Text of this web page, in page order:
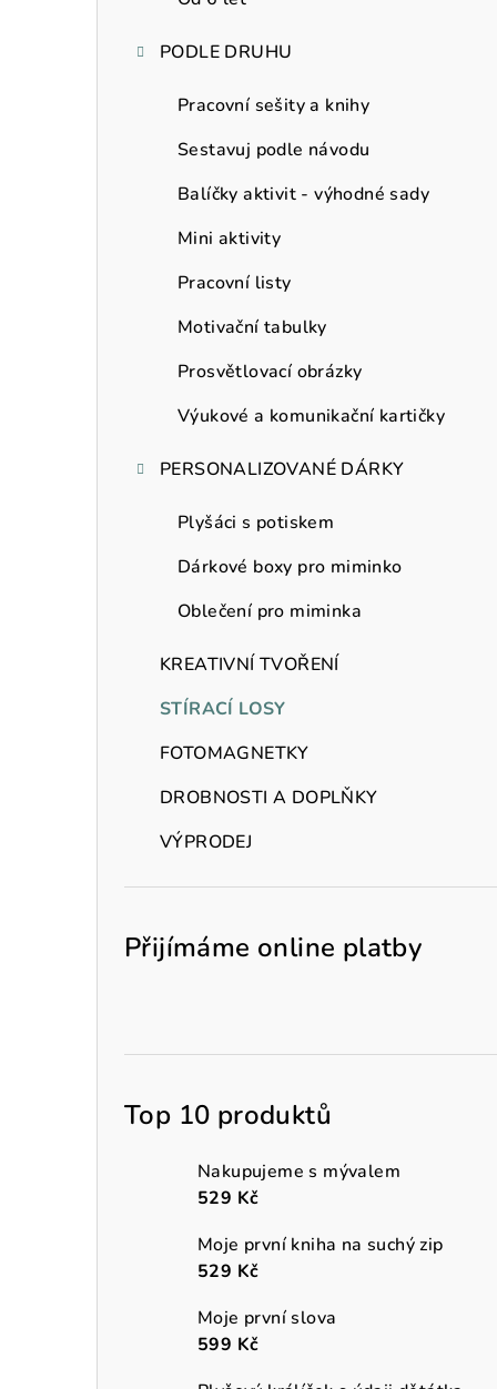
PODLE DRUHU
Pracovní sešity a knihy
Sestavuj podle návodu
Balíčky aktivit - výhodné sady
Mini aktivity
Pracovní listy
Motivační tabulky
Prosvětlovací obrázky
Výukové a komunikační kartičky
PERSONALIZOVANÉ DÁRKY
Plyšáci s potiskem
Dárkové boxy pro miminko
Oblečení pro miminka
KREATIVNÍ TVOŘENÍ
STÍRACÍ LOSY
FOTOMAGNETKY
DROBNOSTI A DOPLŇKY
VÝPRODEJ
Přijímáme online platby
Top 10 produktů
Nakupujeme s mývalem
529 Kč
Moje první kniha na suchý zip
529 Kč
Moje první slova
599 Kč